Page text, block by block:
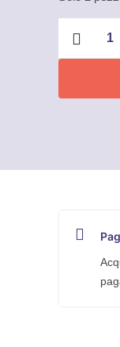
Inverter
TIG
HF